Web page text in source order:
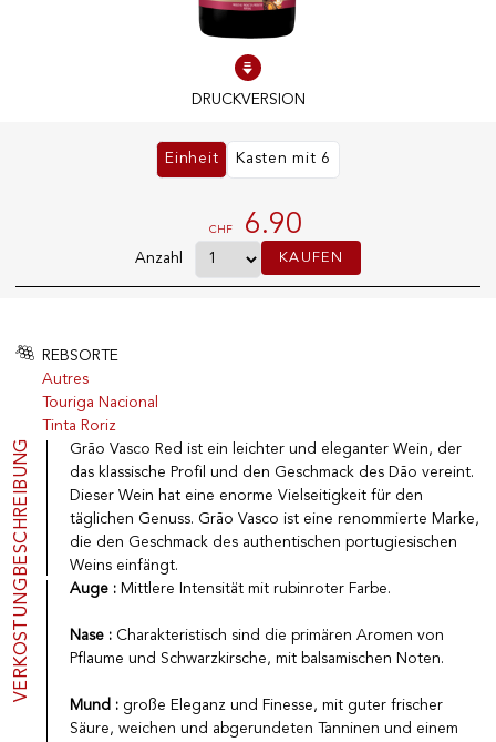
100% SOFORT LIEFERBARE PRODUKTE
Genève
Route de Florissant
Satigny
VINOTHEK.CH ENTDECKEN
Produzenten
Weine
Sekt
Fruchtige Getränke
Porto
Spirituosen
Feinkostgeschäft
Promotionen
Neue Produkte
Neuigkeiten
Impressum
Datenschutzrichtlinie
CGV
Kontakt
Rue des Sablières 5 - 1242 Satigny
IDE CHE-101.716.389
Nicht verbindliche Abbildungen
Einheit Kasten mit 6
CHF 6.90
Anzahl KAUFEN
REBSORTE
Autres
Touriga Nacional
Tinta Roriz
BESCHREIBUNG
Grão Vasco Red ist ein leichter und eleganter Wein, der
das klassische Profil und den Geschmack des Dão vereint.
Dieser Wein hat eine enorme Vielseitigkeit für den
täglichen Genuss. Grão Vasco ist eine renommierte Marke,
die den Geschmack des authentischen portugiesischen
Weins einfängt.
VERKOSTUNG Auge :Mittlere Intensität mit rubinroter Farbe.
Nase : Charakteristisch sind die primären Aromen von
Pflaume und Schwarzkirsche, mit balsamischen Noten.
Mund :große Eleganz und Finesse, mit guter frischer
Säure, weichen und abgerundeten Tanninen und einem
DRUCKVERSION